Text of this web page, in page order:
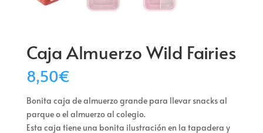
Caja Almuerzo Wild Fairies
8,50€
Bonita caja de almuerzo grande para llevar snacks al
parque o el almuerzo al colegio.
Esta caja tiene una bonita ilustración en la tapadera y